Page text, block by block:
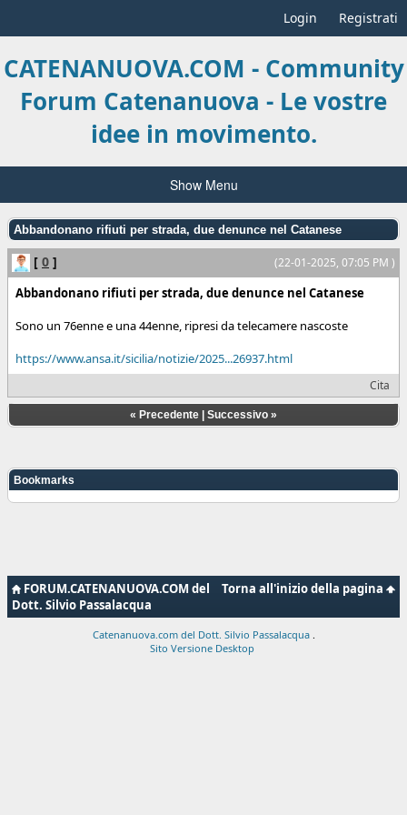
Login Registrati
CATENANUOVA.COM - Community
Forum Catenanuova - Le vostre
idee in movimento.
Show Menu
Abbandonano rifiuti per strada, due denunce nel Catanese
(22-01-2025, 07:05 PM )
[ 0 ]
Abbandonano rifiuti per strada, due denunce nel Catanese
Sono un 76enne e una 44enne, ripresi da telecamere nascoste
https://www.ansa.it/sicilia/notizie/2025...26937.html
Cita
« Precedente Successivo »
Bookmarks
Torna all'inizio della pagina
FORUM.CATENANUOVA.COM del
Dott. Silvio Passalacqua
Catenanuova.com del Dott. Silvio Passalacqua
Sito Versione Desktop